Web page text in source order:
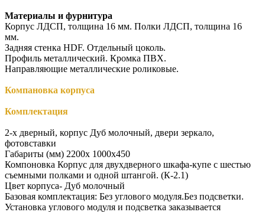
Материалы и фурнитура
Корпус ЛДСП, толщина 16 мм. Полки ЛДСП, толщина 16
мм.
Задняя стенка HDF. Отдельный цоколь.
Профиль металлический. Кромка ПВХ.
Направляющие металлические роликовые.
Компановка корпуса
Комплектация
2-х дверный, корпус Дуб молочный, двери зеркало,
фотовставки
Габариты (мм) 2200x 1000x450
Компоновка Корпус для двухдверного шкафа-купе с шестью
съемными полками и одной штангой. (К-2.1)
Цвет корпуса- Дуб молочный
Базовая комплектация: Без углового модуля.Без подсветки.
Установка углового модуля и подсветка заказывается